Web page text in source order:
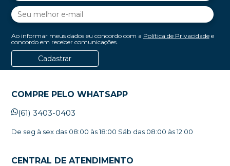
Ao informar meus dados eu concordo com a Política de Privacidadee
concordo em receber comunicações.
Cadastrar
COMPRE PELO WHATSAPP
(61) 3403-0403
De seg à sex das 08:00 às 18:00 Sáb das 08:00 às 12:00
CENTRAL DE ATENDIMENTO